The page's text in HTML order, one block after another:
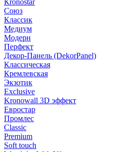
Кronostar
Союз
Классик
Медиум
Модерн
Перфект
Декор-Панель (DekorPanel)
Классическая
Кремлевская
Экзотик
Exclusive
Kronowall 3D эффект
Евростар
Промлес
Classic
Premium
Soft touch